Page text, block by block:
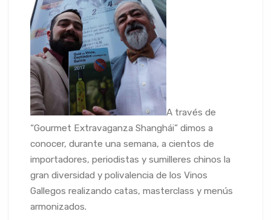
A través de
“Gourmet Extravaganza Shanghái” dimos a
conocer, durante una semana, a cientos de
importadores, periodistas y sumilleres chinos la
gran diversidad y polivalencia de los Vinos
Gallegos realizando catas, masterclass y menús
armonizados.